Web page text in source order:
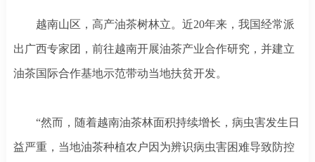
越南山区，高产油茶树林立。近20年来，我国经常派
出广西专家团，前往越南开展油茶产业合作研究，并建立
油茶国际合作基地示范带动当地扶贫开发。
“然而，随着越南油茶林面积持续增长，病虫害发生日
益严重，当地油茶种植农户因为辨识病虫害困难导致防控